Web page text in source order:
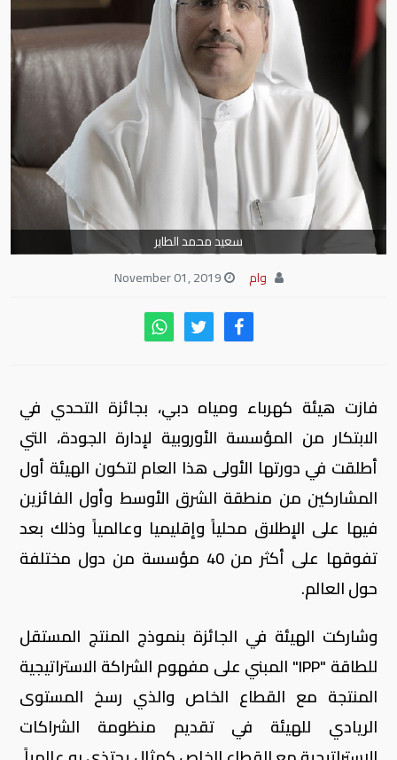
سعيد محمد الطاير
وام
فازت هيئة كهرباء ومياه دبي، بجائزة التحدي في
الابتكار من المؤسسة الأوروبية لإدارة الجودة، التي
أطلقت في دورتها الأولى هذا العام لتكون الهيئة أول
المشاركين من منطقة الشرق الأوسط وأول الفائزين
فيها على الإطلاق محلياً وإقليميا وعالمياً وذلك بعد
تفوقها على أكثر من 40 مؤسسة من دول مختلفة
حول العالم.
وشاركت الهيئة في الجائزة بنموذج المنتج المستقل
للطاقة "IPP" المبني على مفهوم الشراكة الاستراتيجية
المنتجة مع القطاع الخاص والذي رسخ المستوى
الريادي للهيئة في تقديم منظومة الشراكات